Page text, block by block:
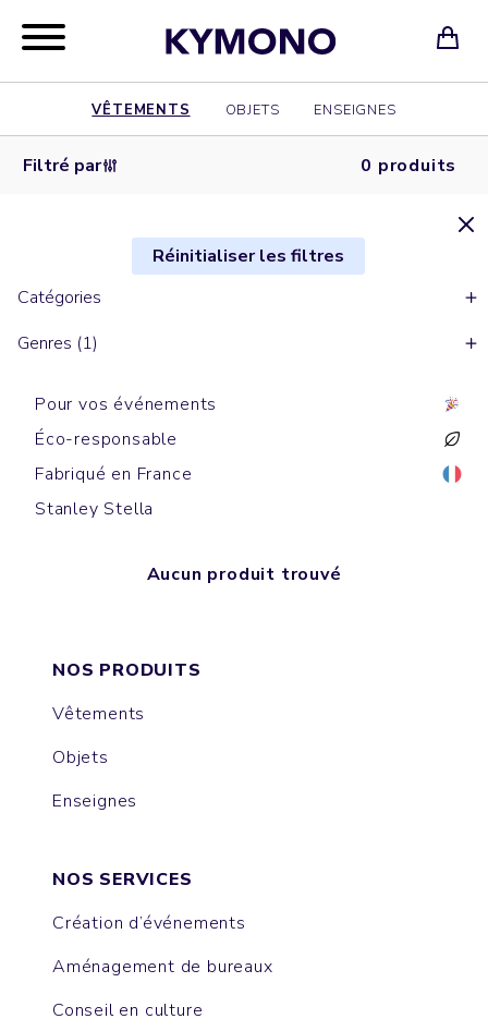
VÊTEMENTS OBJETS ENSEIGNES
Filtré par 0 produits
Réinitialiser les filtres
Catégories
Genres (1)
Pour vos événements
Éco-responsable
Fabriqué en France
Stanley Stella
Aucun produit trouvé
NOS PRODUITS
Vêtements
Objets
Enseignes
NOS SERVICES
Création d’événements
Aménagement de bureaux
Conseil en culture